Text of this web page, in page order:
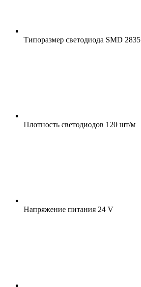
Типоразмер светодиода SMD 2835
Плотность светодиодов 120 шт/м
Напряжение питания 24 V